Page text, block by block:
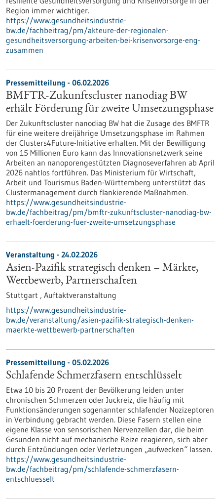
Region immer wichtiger.
https://www.gesundheitsindustrie-
bw.de/fachbeitrag/pm/akteure-der-regionalen-
gesundheitsversorgung-arbeiten-bei-krisenvorsorge-eng-
zusammen
Pressemitteilung - 06.02.2026
BMFTR-Zukunftscluster nanodiag BW
erhält Förderung für zweite Umsetzungsphase
Der Zukunftscluster nanodiag BW hat die Zusage des BMFTR
für eine weitere dreijährige Umsetzungsphase im Rahmen
der Clusters4Future-Initiative erhalten. Mit der Bewilligung
von 15 Millionen Euro kann das Innovationsnetzwerk seine
Arbeiten an nanoporengestützten Diagnoseverfahren ab April
2026 nahtlos fortführen. Das Ministerium für Wirtschaft,
Arbeit und Tourismus Baden-Württemberg unterstützt das
Clustermanagement durch flankierende Maßnahmen.
https://www.gesundheitsindustrie-
bw.de/fachbeitrag/pm/bmftr-zukunftscluster-nanodiag-bw-
erhaelt-foerderung-fuer-zweite-umsetzungsphase
Veranstaltung - 24.02.2026
Asien-Pazifik strategisch denken – Märkte,
Wettbewerb, Partnerschaften
Stuttgart , Auftaktveranstaltung
https://www.gesundheitsindustrie-
bw.de/veranstaltung/asien-pazifik-strategisch-denken-
maerkte-wettbewerb-partnerschaften
Pressemitteilung - 05.02.2026
Schlafende Schmerzfasern entschlüsselt
Etwa 10 bis 20 Prozent der Bevölkerung leiden unter
chronischen Schmerzen oder Juckreiz, die häufig mit
Funktionsänderungen sogenannter schlafender Nozizeptoren
in Verbindung gebracht werden. Diese Fasern stellen eine
eigene Klasse von sensorischen Nervenzellen dar, die beim
Gesunden nicht auf mechanische Reize reagieren, sich aber
durch Entzündungen oder Verletzungen „aufwecken“ lassen.
https://www.gesundheitsindustrie-
bw.de/fachbeitrag/pm/schlafende-schmerzfasern-
entschluesselt